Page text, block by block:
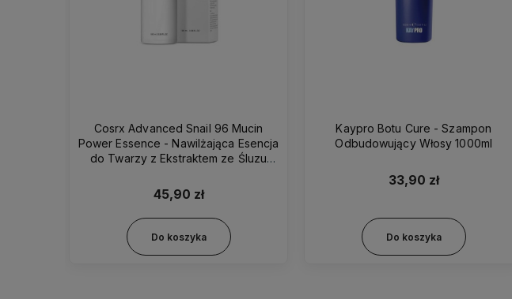
Cosrx Advanced Snail 96 Mucin
Power Essence - Nawilżająca Esencja
do Twarzy z Ekstraktem ze Śluzu
45,90 zł
Do koszyka
Kaypro Botu Cure - Szampon
Odbudowujący Włosy 1000ml
33,90 zł
Do koszyka